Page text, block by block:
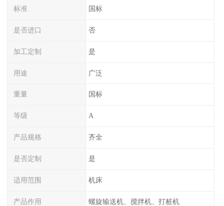
标准 国标
是否进口 否
加工定制 是
用途 广泛
重量 国标
等级 A
产品规格 齐全
是否定制 是
适用范围 机床
产品作用 螺旋输送机、搅拌机、打桩机